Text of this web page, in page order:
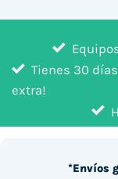
Equipos
Tienes 30
extra!
*Envíos